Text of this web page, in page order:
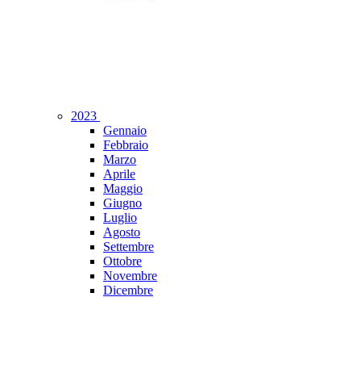
2023
Gennaio
Febbraio
Marzo
Aprile
Maggio
Giugno
Luglio
Agosto
Settembre
Ottobre
Novembre
Dicembre